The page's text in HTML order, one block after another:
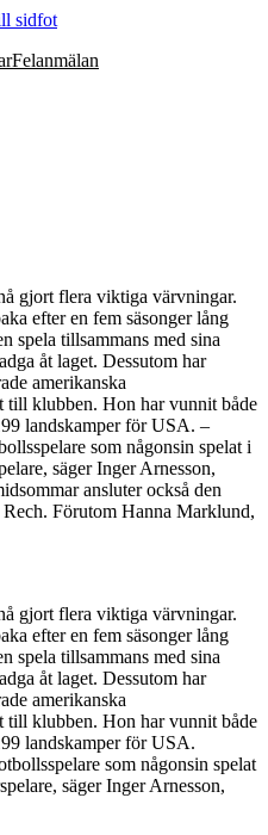
sidfot
Felanmälan
gjort flera viktiga värvningar.
efter en fem säsonger lång
spela tillsammans med sina
åt laget. Dessutom har
amerikanska
till klubben. Hon har vunnit både
landskamper för USA. –
som någonsin spelat i
säger Inger Arnesson,
ansluter också den
Förutom Hanna Marklund,
gjort flera viktiga värvningar.
efter en fem säsonger lång
spela tillsammans med sina
åt laget. Dessutom har
amerikanska
till klubben. Hon har vunnit både
landskamper för USA.
som någonsin spelat
säger Inger Arnesson,